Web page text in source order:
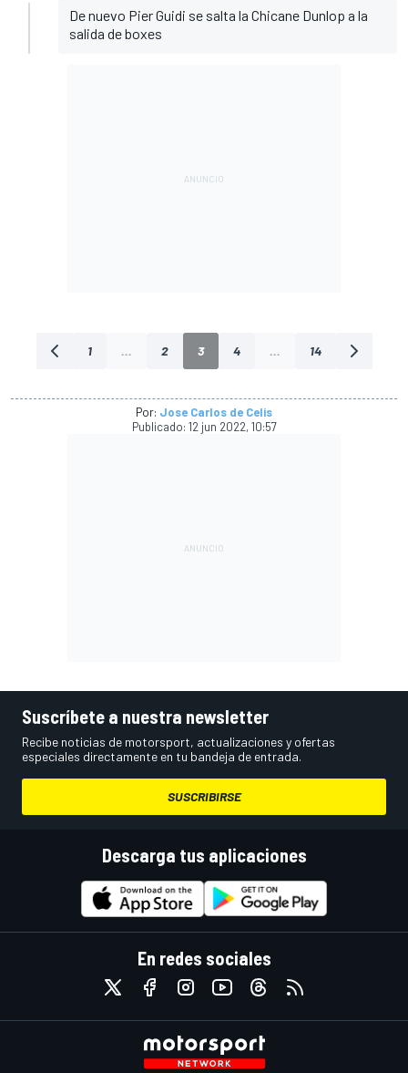
De nuevo Pier Guidi se salta la Chicane Dunlop a la
salida de boxes
1 ... 2 3 4 ... 14
Por: Jose Carlos de Celis
Publicado: 12 jun 2022, 10:57
Suscríbete a nuestra newsletter
Recibe noticias de motorsport, actualizaciones y ofertas
especiales directamente en tu bandeja de entrada.
SUSCRIBIRSE
Descarga tus aplicaciones
En redes sociales